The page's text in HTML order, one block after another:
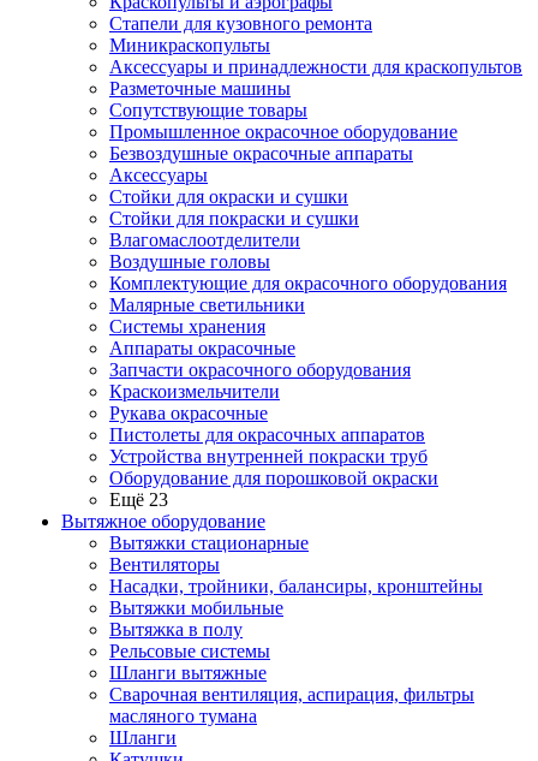
Стапели для кузовного ремонта
Миникраскопульты
Аксессуары и принадлежности для краскопультов
Разметочные машины
Сопутствующие товары
Промышленное окрасочное оборудование
Безвоздушные окрасочные аппараты
Аксессуары
Стойки для окраски и сушки
Стойки для покраски и сушки
Влагомаслоотделители
Воздушные головы
Комплектующие для окрасочного оборудования
Малярные светильники
Системы хранения
Аппараты окрасочные
Запчасти окрасочного оборудования
Краскоизмельчители
Рукава окрасочные
Пистолеты для окрасочных аппаратов
Устройства внутренней покраски труб
Оборудование для порошковой окраски
Ещё 23
Вытяжное оборудование
Вытяжки стационарные
Вентиляторы
Насадки, тройники, балансиры, кронштейны
Вытяжки мобильные
Вытяжка в полу
Рельсовые системы
Шланги вытяжные
Сварочная вентиляция, аспирация, фильтры
масляного тумана
Шланги